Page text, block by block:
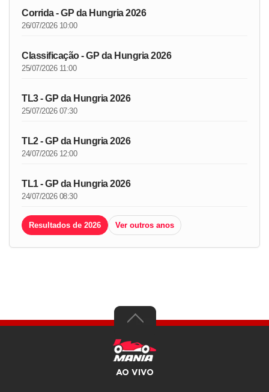
Corrida - GP da Hungria 2026
26/07/2026 10:00
Classificação - GP da Hungria 2026
25/07/2026 11:00
TL3 - GP da Hungria 2026
25/07/2026 07:30
TL2 - GP da Hungria 2026
24/07/2026 12:00
TL1 - GP da Hungria 2026
24/07/2026 08:30
Resultados de 2026 Ver outros anos
AO VIVO